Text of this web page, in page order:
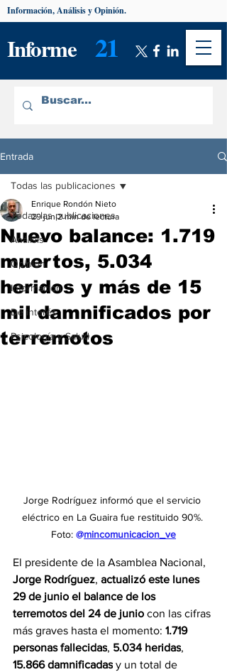
Informe 21
Información, Análisis y Opinión.
Entrada
Todas las publicaciones
Análisis
Opinión
Información
De interés
Psicología y Salud
Todas las publicaciones
Nuevo balance: 1.719
muertos, 5.034
heridos y más de 15
mil damnificados por
terremotos
Enrique Rondón Nieto
29 jun 2 min de lectura
Jorge Rodríguez informó que el servicio
eléctrico en La Guaira fue restituido 90%.
Foto: @mincomunicacion_ve
El presidente de la Asamblea Nacional,
Jorge Rodríguez, actualizó este lunes
29 de junio el balance de los
terremotos del 24 de junio con las cifras
más graves hasta el momento: 1.719
personas fallecidas, 5.034 heridas,
15.866 damnificadas y un total de